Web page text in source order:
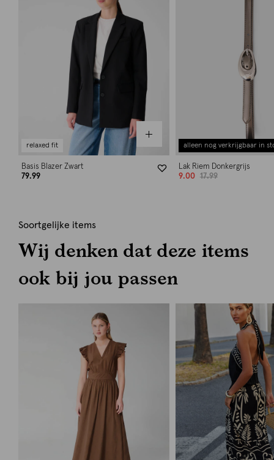
relaxed fit
Basis Blazer Zwart
79.99
alleen nog verkrijgbaar in
Lak Riem Donkergrijs
9.00
17.99
Soortgelijke items
Wij denken dat deze items
ook bij jou passen